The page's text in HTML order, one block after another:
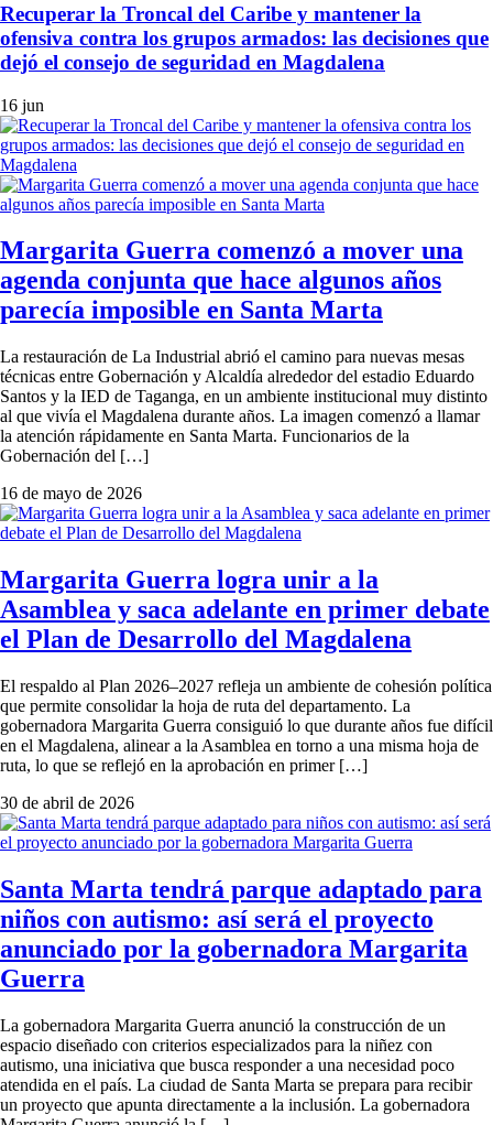
Recuperar la Troncal del Caribe y mantener la
ofensiva contra los grupos armados: las decisiones que
dejó el consejo de seguridad en Magdalena
16 jun
Margarita Guerra comenzó a mover una
agenda conjunta que hace algunos años
parecía imposible en Santa Marta
La restauración de La Industrial abrió el camino para nuevas mesas
técnicas entre Gobernación y Alcaldía alrededor del estadio Eduardo
Santos y la IED de Taganga, en un ambiente institucional muy distinto
al que vivía el Magdalena durante años. La imagen comenzó a llamar
la atención rápidamente en Santa Marta. Funcionarios de la
Gobernación del […]
16 de mayo de 2026
Margarita Guerra logra unir a la
Asamblea y saca adelante en primer debate
el Plan de Desarrollo del Magdalena
El respaldo al Plan 2026–2027 refleja un ambiente de cohesión política
que permite consolidar la hoja de ruta del departamento. La
gobernadora Margarita Guerra consiguió lo que durante años fue difícil
en el Magdalena, alinear a la Asamblea en torno a una misma hoja de
ruta, lo que se reflejó en la aprobación en primer […]
30 de abril de 2026
Santa Marta tendrá parque adaptado para
niños con autismo: así será el proyecto
anunciado por la gobernadora Margarita
Guerra
La gobernadora Margarita Guerra anunció la construcción de un
espacio diseñado con criterios especializados para la niñez con
autismo, una iniciativa que busca responder a una necesidad poco
atendida en el país. La ciudad de Santa Marta se prepara para recibir
un proyecto que apunta directamente a la inclusión. La gobernadora